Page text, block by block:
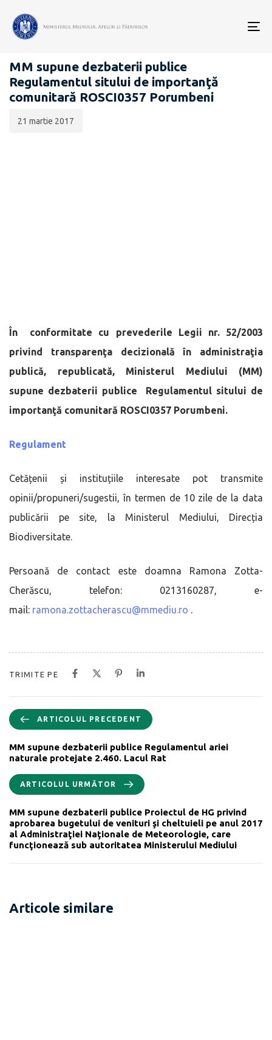
PROIECTE ACTE NORMATIVE
MM supune dezbaterii publice
Regulamentul sitului de importanţă
comunitară ROSCI0357 Porumbeni
publicării:
21 martie 2017
În conformitate cu prevederile Legii nr. 52/2003
privind transparenţa decizională în administraţia
publică, republicată, Ministerul Mediului (MM)
supune dezbaterii publice Regulamentul sitului de
importanţă comunitară ROSCI0357 Porumbeni.
Regulament
Cetățenii și instituțiile interesate pot transmite
opinii/propuneri/sugestii, în termen de 10 zile de la data
publicării pe site, la Ministerul Mediului, Direcția
Biodiversitate.
Persoană de contact este doamna Ramona Zotta-
Cherăscu, telefon: 0213160287, e-
mail: ramona.zottacherascu@mmediu.ro .
TRIMITE PE
ARTICOLUL PRECEDENT
MM supune dezbaterii publice Regulamentul ariei
naturale protejate 2.460. Lacul Rat
ARTICOLUL URMĂTOR
MM supune dezbaterii publice Proiectul de HG privind
aprobarea bugetului de venituri şi cheltuieli pe anul 2017
al Administraţiei Naţionale de Meteorologie, care
funcţionează sub autoritatea Ministerului Mediului
Articole similare